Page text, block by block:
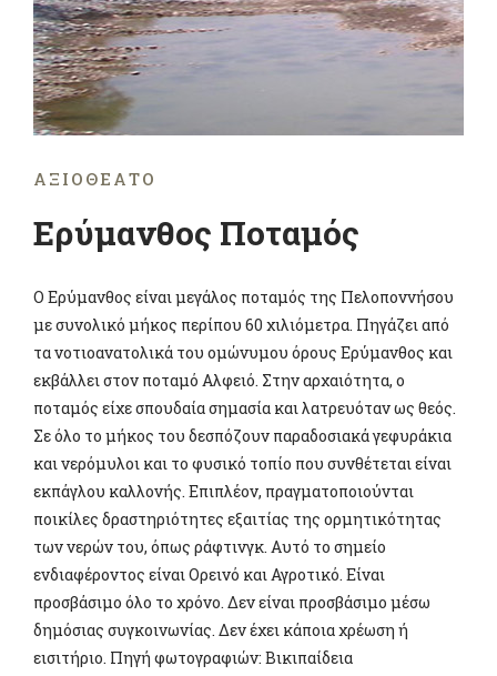
ΑΞΙΟΘΈΑΤΟ
Ερύμανθος Ποταμός
Ο Ερύμανθος είναι μεγάλος ποταμός της Πελοποννήσου
με συνολικό μήκος περίπου 60 χιλιόμετρα. Πηγάζει από
τα νοτιοανατολικά του ομώνυμου όρους Ερύμανθος και
εκβάλλει στον ποταμό Αλφειό. Στην αρχαιότητα, ο
ποταμός είχε σπουδαία σημασία και λατρευόταν ως θεός.
Σε όλο το μήκος του δεσπόζουν παραδοσιακά γεφυράκια
και νερόμυλοι και το φυσικό τοπίο που συνθέτεται είναι
εκπάγλου καλλονής. Επιπλέον, πραγματοποιούνται
ποικίλες δραστηριότητες εξαιτίας της ορμητικότητας
των νερών του, όπως ράφτινγκ. Αυτό το σημείο
ενδιαφέροντος είναι Ορεινό και Αγροτικό. Είναι
προσβάσιμο όλο το χρόνο. Δεν είναι προσβάσιμο μέσω
δημόσιας συγκοινωνίας. Δεν έχει κάποια χρέωση ή
εισιτήριο. Πηγή φωτογραφιών: Βικιπαίδεια